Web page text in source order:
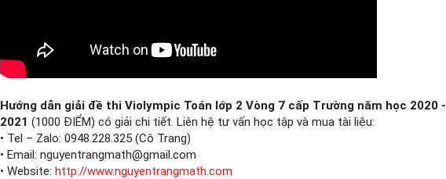
Hướng dẫn giải đề thi Violympic Toán lớp 2 Vòng 7 cấp Trường năm học 2020 -
2021 (1000 ĐIỂM) có giải chi tiết. Liên hệ tư vấn học tập và mua tài liệu:
• Tel – Zalo: 0948.228.325 (Cô Trang)
• Email: nguyentrangmath@gmail.com
• Website: http://www.nguyentrangmath.com